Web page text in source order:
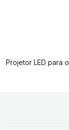
Projetor LED para